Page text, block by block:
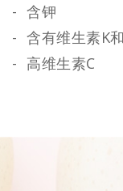
含钾
含有维生素K
高维生素C